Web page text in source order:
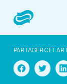
PARTAGER CET